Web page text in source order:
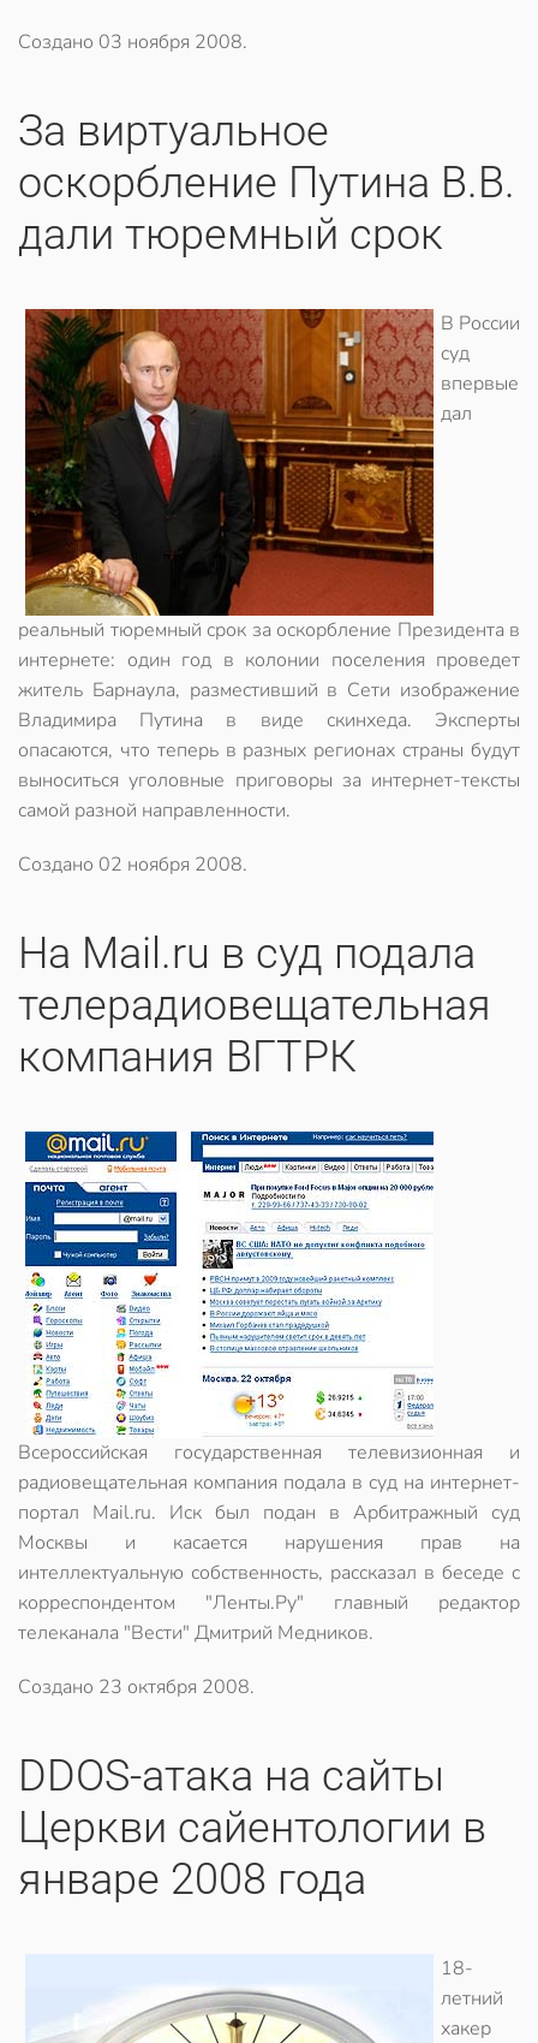
Создано 03 ноября 2008.
За виртуальное
оскорбление Путина В.В.
дали тюремный срок
В России
суд
впервые
дал
реальный тюремный срок за оскорбление Президента в
интернете: один год в колонии поселения проведет
житель Барнаула, разместивший в Сети изображение
Владимира Путина в виде скинхеда. Эксперты
опасаются, что теперь в разных регионах страны будут
выноситься уголовные приговоры за интернет-тексты
самой разной направленности.
Создано 02 ноября 2008.
На Mail.ru в суд подала
телерадиовещательная
компания ВГТРК
Всероссийская государственная телевизионная и
радиовещательная компания подала в суд на интернет-
портал Mail.ru. Иск был подан в Арбитражный суд
Москвы и касается нарушения прав на
интеллектуальную собственность, рассказал в беседе с
корреспондентом "Ленты.Ру" главный редактор
телеканала "Вести" Дмитрий Медников.
Создано 23 октября 2008.
DDOS-атака на сайты
Церкви сайентологии в
январе 2008 года
18-
летний
хакер